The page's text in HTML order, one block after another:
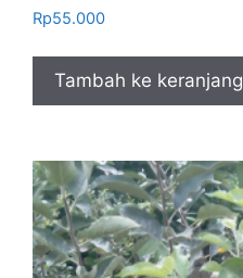
Rp55.000
Tambah ke keranjang